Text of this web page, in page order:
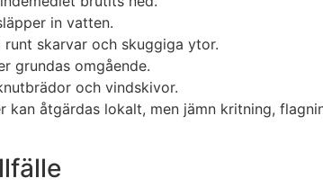
in vatten.
skarvar och skuggiga ytor.
grundas omgående.
och vindskivor.
åtgärdas lokalt, men jämn kritning,